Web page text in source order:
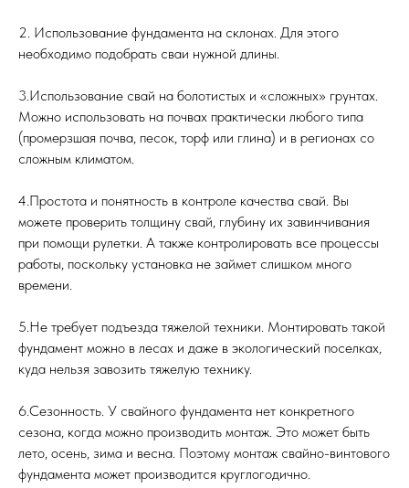
2. Использование фундамента на склонах. Для этого
необходимо подобрать сваи нужной длины.
3.Использование свай на болотистых и «сложных» грунтах.
Можно использовать на почвах практически любого типа
(промерзшая почва, песок, торф или глина) и в регионах со
сложным климатом.
4.Простота и понятность в контроле качества свай. Вы
можете проверить толщину свай, глубину их завинчивания
при помощи рулетки. А также контролировать все процессы
работы, поскольку установка не займет слишком много
времени.
5.Не требует подъезда тяжелой техники. Монтировать такой
фундамент можно в лесах и даже в экологический поселках,
куда нельзя завозить тяжелую технику.
6.Сезонность. У свайного фундамента нет конкретного
сезона, когда можно производить монтаж. Это может быть
лето, осень, зима и весна. Поэтому монтаж свайно-винтового
фундамента может производится круглогодично.